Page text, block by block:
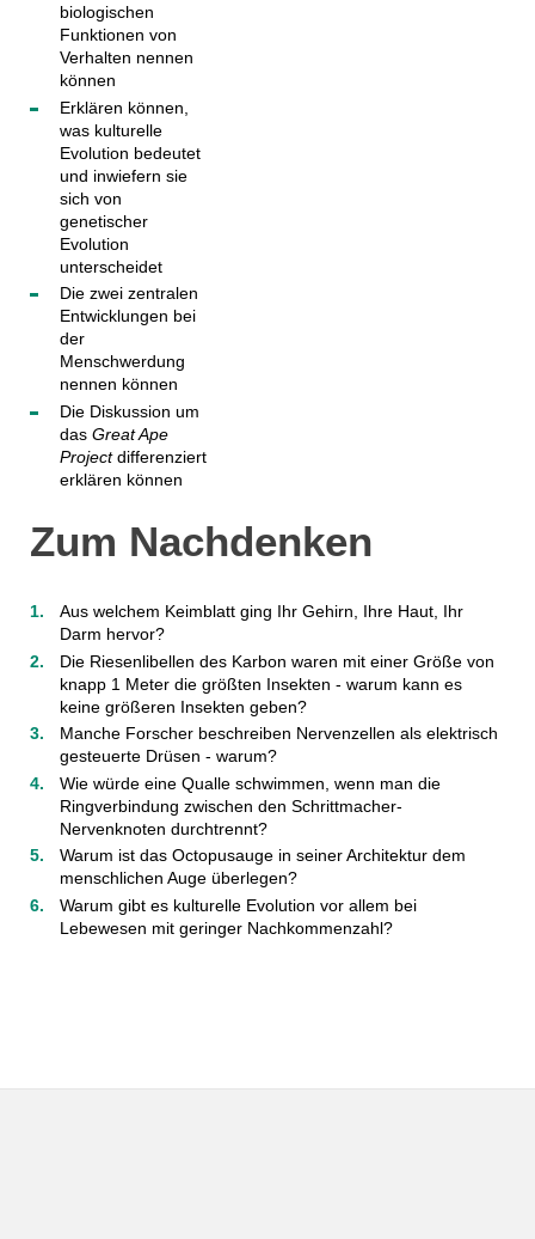
biologischen
Funktionen von
Verhalten nennen
können
Erklären können,
was kulturelle
Evolution bedeutet
und inwiefern sie
sich von
genetischer
Evolution
unterscheidet
Die zwei zentralen
Entwicklungen bei
der
Menschwerdung
nennen können
Die Diskussion um
das Great Ape
Projectdifferenziert
erklären können
Zum Nachdenken
Aus welchem Keimblatt ging Ihr Gehirn, Ihre Haut, Ihr
Darm hervor?
Die Riesenlibellen des Karbon waren mit einer Größe von
knapp 1 Meter die größten Insekten - warum kann es
keine größeren Insekten geben?
Manche Forscher beschreiben Nervenzellen als elektrisch
gesteuerte Drüsen - warum?
Wie würde eine Qualle schwimmen, wenn man die
Ringverbindung zwischen den Schrittmacher-
Nervenknoten durchtrennt?
Warum ist das Octopusauge in seiner Architektur dem
menschlichen Auge überlegen?
Warum gibt es kulturelle Evolution vor allem bei
Lebewesen mit geringer Nachkommenzahl?